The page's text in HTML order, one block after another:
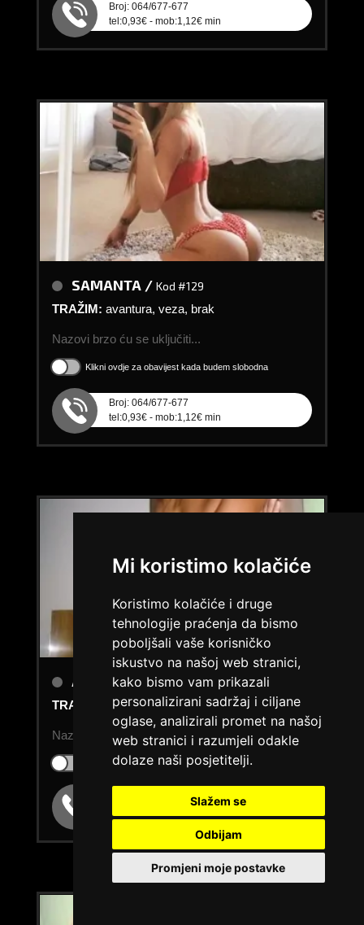
Mi koristimo kolačiće
Koristimo kolačiće i druge
tehnologije praćenja da bismo
poboljšali vaše korisničko
iskustvo na našoj web stranici,
kako bismo vam prikazali
personalizirani sadržaj i ciljane
oglase, analizirali promet na našoj
web stranici i razumjeli odakle
dolaze naši posjetitelji.
Slažem se
Odbijam
Promjeni moje postavke
Broj: 064/677-677
tel:0,93€ - mob:1,12€ min
SAMANTA / Kod #129
TRAŽIM: avantura, veza, brak
Nazovi brzo ću se uključiti...
Klikni ovdje za obavijest kada budem slobodna
Broj: 064/677-677
tel:0,93€ - mob:1,12€ min
ANDREJA /Kod #89
TRAŽIM:
zagonetna, seks, poznanstvo
Nazovi brzo ću se uključiti...
Klikni ovdje za obavijest kada budem slobodna
tel:0,93€ - mob:1,12€ min